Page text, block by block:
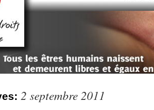
2 septembre 2011